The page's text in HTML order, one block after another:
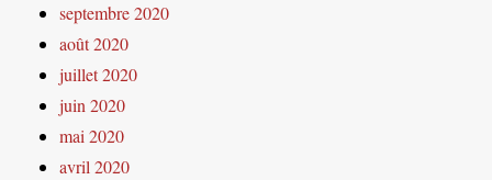
septembre 2020
août 2020
juillet 2020
juin 2020
mai 2020
avril 2020